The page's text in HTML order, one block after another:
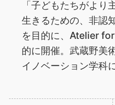
「子どもたちがより
生きるための、非認
を目的に、Atelier
的に開催。武蔵野美
イノベーション学科